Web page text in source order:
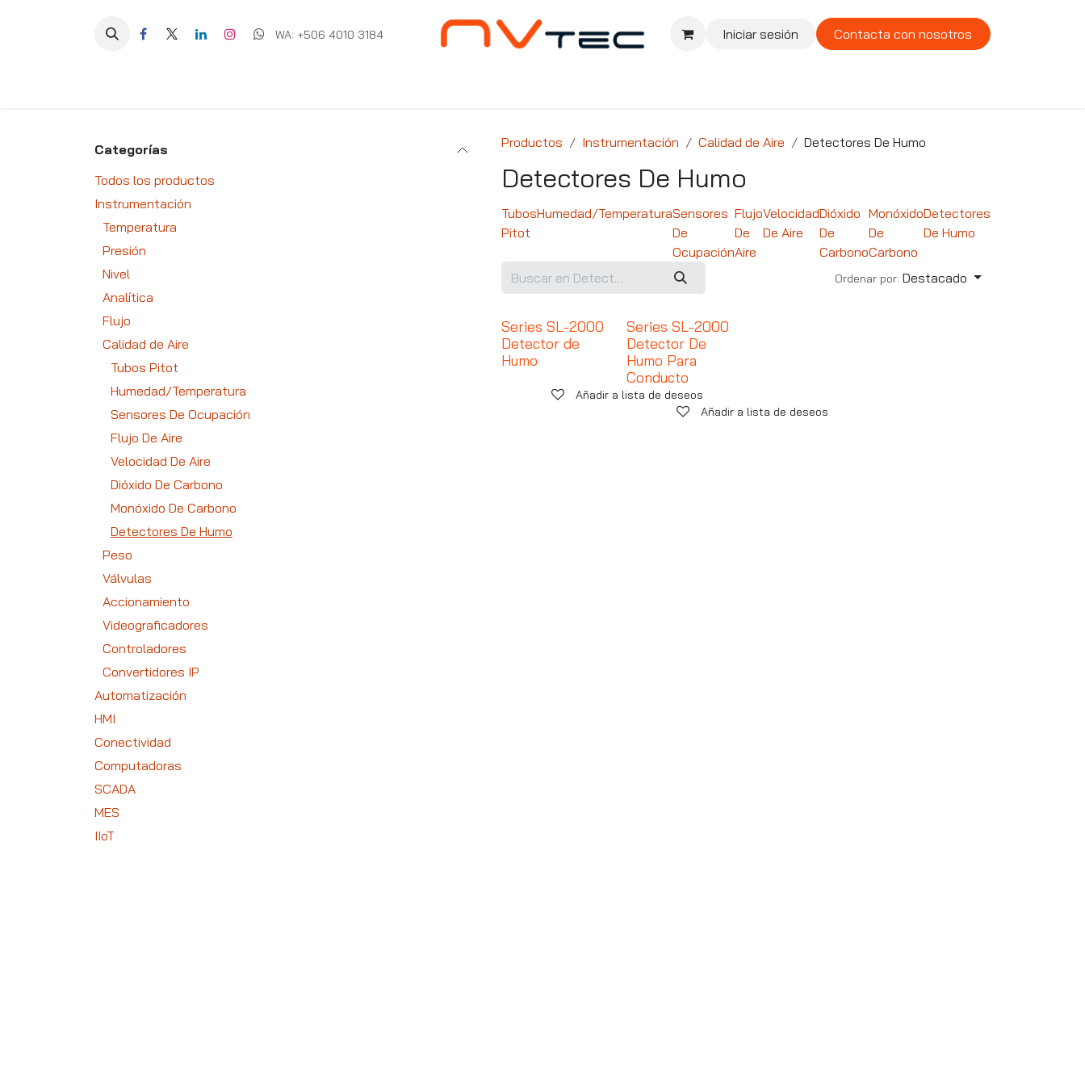
WA: +506 4010 3184 Iniciar sesión Contacta con nosotros
Categorías
Todos los productos
Instrumentación
Temperatura
Presión
Nivel
Analítica
Flujo
Calidad de Aire
Tubos Pitot
Humedad/Temperatura
Sensores De Ocupación
Flujo De Aire
Velocidad De Aire
Dióxido De Carbono
Monóxido De Carbono
Detectores De Humo
Peso
Válvulas
Accionamiento
Videograficadores
Controladores
Convertidores IP
Automatización
HMI
Conectividad
Computadoras
SCADA
MES
IIoT
Productos Instrumentación Calidad de Aire Detectores De Humo
Detectores De Humo
Tubos
Pitot
Humedad/TemperaturaSensores
De
Ocupación
Flujo
De
Aire
Velocidad
De Aire
Dióxido
De
Carbono
Monóxido
De
Carbono
Detectores
De Humo
Ordenar por: Destacado
Series SL-2000
Detector de
Humo
Añadir a lista de deseos
Series SL-2000
Detector De
Humo Para
Conducto
Añadir a lista de deseos